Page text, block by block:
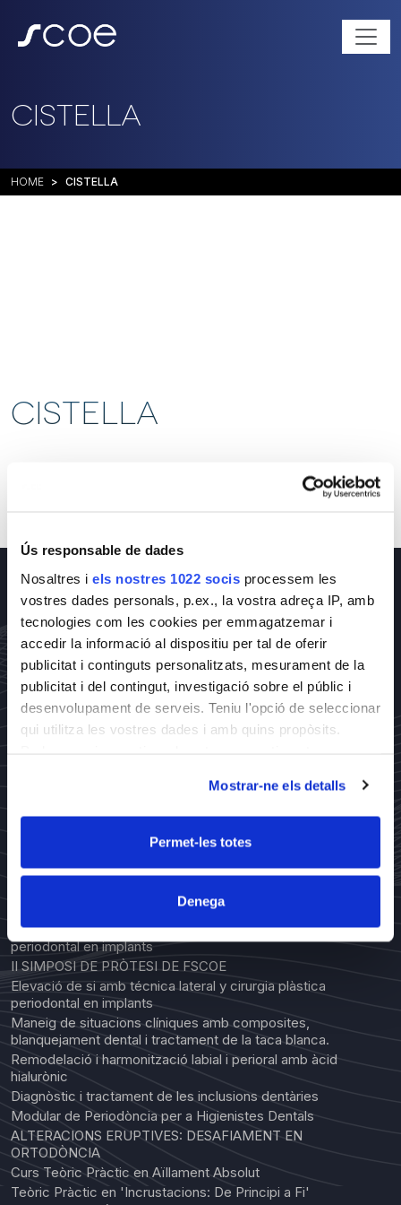
Ús responsable de dades
Nosaltres i els nostres 1022 socis processem les
vostres dades personals, p.ex., la vostra adreça IP, amb
tecnologies com les cookies per emmagatzemar i
accedir la informació al dispositiu per tal de oferir
publicitat i continguts personalitzats, mesurament de la
publicitat i del contingut, investigació sobre el públic i
desenvolupament de serveis. Teniu l'opció de seleccionar
qui utilitza les vostres dades i amb quins propòsits.
Si hi doneu el vostre consentiment, també voldrem:
Identificar el vostre dispositiu explorant-lo a la
recerca de característiques específiques
(empremtes digitals)
Obtingueu més informació de com es processen les
vostres dades personals i definiu-ne les preferències a la
secció de detalls. Podeu canviar o retirar el
consentiment de la Declaració de galetes en qualsevol
moment.
Utilitzem galetes per personalitzar el contingut i els
anuncis, oferir funcions de mitjans socials i analitzar el
trànsit del lloc. També compartim la informació sobre
com feu servir el nostre lloc amb els partners de mitjans
Mostrar-ne els detalls
Permet-les totes
Denega
CISTELLA
HOME CISTELLA
Cistella
Inscríbete a nuestra Newsletter
JORNADES D'ACTUALITZACIÓ
Jornada d'Actualització en Cirurgia Bucal
CURSOS
CIRURGIA ORAL I IMPLANTOLOGIA PER A HIGIENISTES I
Elevació de si amb técnica lateral y cirurgia plàstica
periodontal en implants
II SIMPOSI DE PRÒTESI DE FSCOE
Elevació de si amb técnica lateral y cirurgia plàstica
periodontal en implants
Maneig de situacions clíniques amb composites,
blanquejament dental i tractament de la taca blanca.
Remodelació i harmonització labial i perioral amb àcid
hialurònic
Diagnòstic i tractament de les inclusions dentàries
Modular de Periodòncia per a Higienistes Dentals
ALTERACIONS ERUPTIVES: DESAFIAMENT EN
ORTODÒNCIA
Curs Teòric Pràctic en Aïllament Absolut
Teòric Pràctic en 'Incrustacions: De Principi a Fi'